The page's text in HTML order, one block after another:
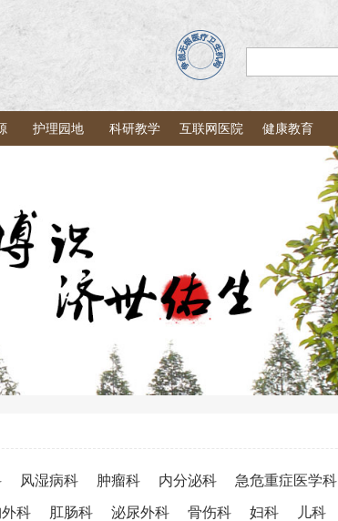
护理园地 科研教学 互联网医院 健康教育
风湿病科 肿瘤科 内分泌科 急危重症医学科
外科 肛肠科 泌尿外科 骨伤科 妇科 儿科